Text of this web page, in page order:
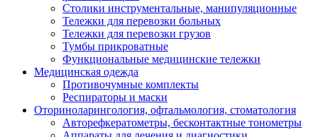
Столики инструментальные, манипуляционные
Тележки для перевозки больных
Тележки для перевозки грузов
Тумбы прикроватные
Функциональные медицинские тележки
Медицинская одежда
Противочумные комплекты
Респираторы и маски
Оториноларингология, офтальмология, стоматология
Авторефкератометры, бесконтактные тонометры